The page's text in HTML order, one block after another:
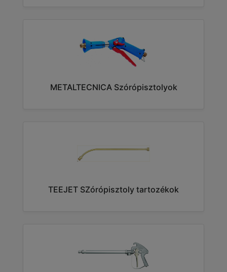
METALTECNICA Szórópisztolyok
TEEJET SZórópisztoly tartozékok